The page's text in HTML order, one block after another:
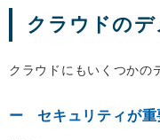
クラウドのデ
クラウドにもいくつかの
セキュリティが重